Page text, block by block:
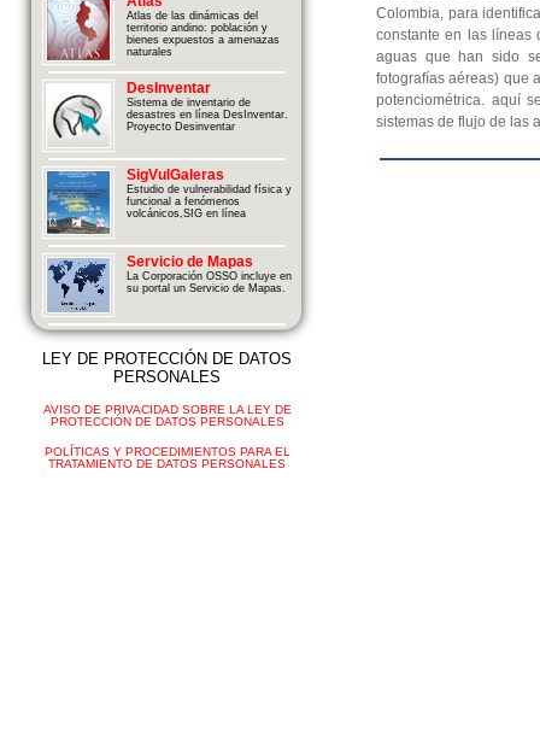
Atlas de las dinámicas del
territorio andino: población y
bienes expuestos a amenazas
naturales
DesInventar
Sistema de inventario de
desastres en línea DesInventar.
Proyecto Desinventar
SigVulGaleras
Estudio de vulnerabilidad física y
funcional a fenómenos
volcánicos,SIG en línea
Servicio de Mapas
La Corporación OSSO incluye en
su portal un Servicio de Mapas.
LEY DE PROTECCIÓN DE DATOS
PERSONALES
AVISO DE PRIVACIDAD SOBRE LA LEY DE
PROTECCIÓN DE DATOS PERSONALES
POLÍTICAS Y PROCEDIMIENTOS PARA EL
TRATAMIENTO DE DATOS PERSONALES
Colombia, para
constante en las líneas
aguas que han sido
fotografías aéreas) que
potenciométrica. aquí
sistemas de flujo de las